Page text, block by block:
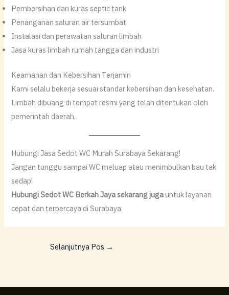
Pembersihan dan kuras septic tank
Penanganan saluran air tersumbat
Instalasi dan perawatan saluran limbah
Jasa kuras limbah rumah tangga dan industri
Keamanan dan Kebersihan Terjamin
Kami selalu bekerja sesuai standar kebersihan dan kesehatan.
Limbah dibuang di tempat resmi yang telah ditentukan oleh
pemerintah daerah.
Hubungi Jasa Sedot WC Murah Surabaya Sekarang!
Jangan tunggu sampai WC meluap atau menimbulkan bau tak
sedap!
Hubungi Sedot WC Berkah Jaya sekarang jugauntuk layanan
cepat dan terpercaya di Surabaya.
Selanjutnya Pos →